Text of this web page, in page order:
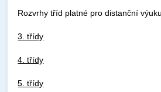
Rozvrhy tříd platné pro distanční
3. třídy
4. třídy
5. třídy